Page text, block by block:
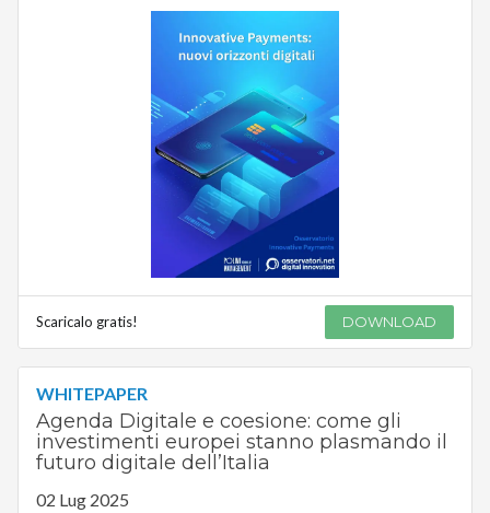
Scaricalo gratis! DOWNLOAD
WHITEPAPER
Agenda Digitale e coesione: come gli
investimenti europei stanno plasmando il
futuro digitale dell’Italia
02 Lug 2025